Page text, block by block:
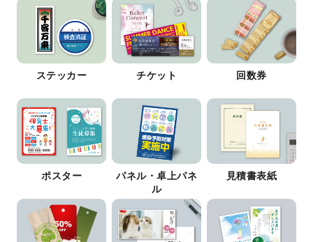
ステッカー チケット 回数券
ポスター
パネル・卓上パネ
ル
見積書表紙